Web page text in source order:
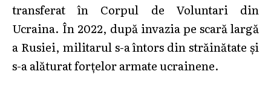
transferat în Corpul de Voluntari din
Ucraina. În 2022, după invazia pe scară largă
a Rusiei, militarul s-a întors din străinătate și
s-a alăturat forțelor armate ucrainene.